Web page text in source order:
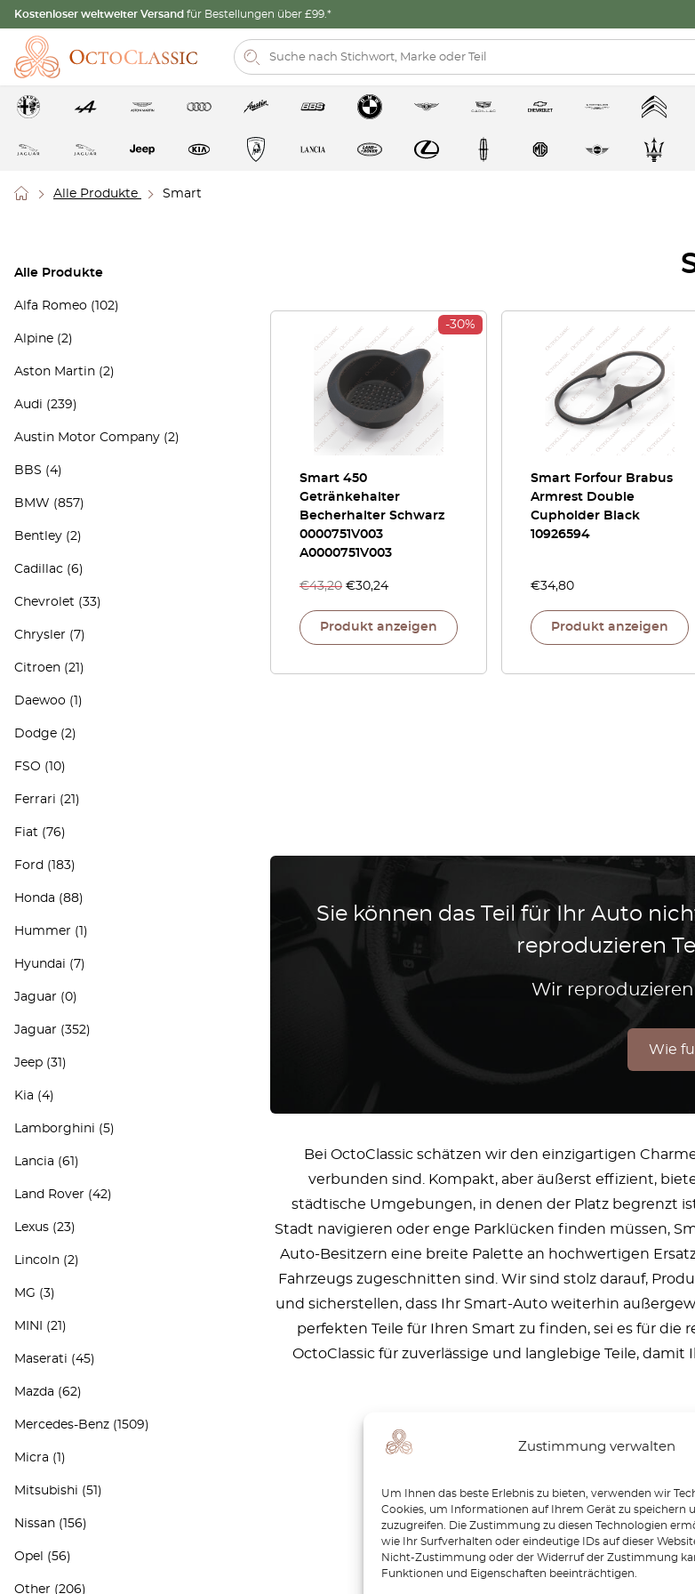
Zustimmung verwalten
Um Ihnen das beste Erlebnis zu bieten, verwenden wir
Cookies, um Informationen auf Ihrem Gerät zu speichern
zuzugreifen. Die Zustimmung zu diesen Technologien
wie Ihr Surfverhalten oder eindeutige IDs auf dieser
Nicht-Zustimmung oder der Widerruf der Zustimmung
Funktionen und Eigenschaften beeinträchtigen.
Kostenloser weltweiter Versand für Bestellungen über £99.*
Alle Produkte Smart
Alle Produkte
Alfa Romeo (102)
Alpine (2)
Aston Martin (2)
Audi (239)
Austin Motor Company (2)
BBS (4)
BMW (857)
Bentley (2)
Cadillac (6)
Chevrolet (33)
Chrysler (7)
Citroen (21)
Daewoo (1)
Dodge (2)
FSO (10)
Ferrari (21)
Fiat (76)
Ford (183)
Honda (88)
Hummer (1)
Hyundai (7)
Jaguar (0)
Jaguar (352)
Jeep (31)
Kia (4)
Lamborghini (5)
Lancia (61)
Land Rover (42)
Lexus (23)
Lincoln (2)
MG (3)
MINI (21)
Maserati (45)
Mazda (62)
Mercedes-Benz (1509)
Micra (1)
Mitsubishi (51)
Nissan (156)
Opel (56)
Other (206)
-30%
Smart 450
Getränkehalter
Becherhalter Schwarz
0000751V003
A0000751V003
€43,20 €30,24
Produkt anzeigen
Smart Forfour Brabus
Armrest Double
Cupholder Black
10926594
€34,80
Produkt anzeigen
Sie können das Teil für Ihr Auto
reproduzieren
Wir
Wie
Bei OctoClassic schätzen wir den einzigartigen
verbunden sind. Kompakt, aber äußerst effizient,
städtische Umgebungen, in denen der Platz begrenzt
Stadt navigieren oder enge Parklücken finden müssen,
Auto-Besitzern eine breite Palette an hochwertigen
Fahrzeugs zugeschnitten sind. Wir sind stolz darauf,
und sicherstellen, dass Ihr Smart-Auto weiterhin
perfekten Teile für Ihren Smart zu finden, sei es für die
OctoClassic für zuverlässige und langlebige Teile,